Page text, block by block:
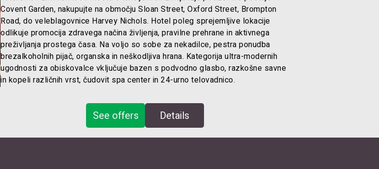
Covent Garden, nakupujte na območju Sloan Street, Oxford Street, Brompton
Road, do veleblagovnice Harvey Nichols. Hotel poleg sprejemljive lokacije
odlikuje promocija zdravega načina življenja, pravilne prehrane in aktivnega
preživljanja prostega časa. Na voljo so sobe za nekadilce, pestra ponudba
brezalkoholnih pijač, organska in neškodljiva hrana. Kategorija ultra-modernih
ugodnosti za obiskovalce vključuje bazen s podvodno glasbo, razkošne savne
in kopeli različnih vrst, čudovit spa center in 24-urno telovadnico.
See offers Details